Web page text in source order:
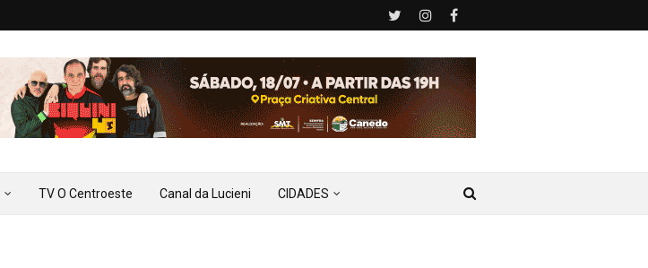
TV O Centroeste Canal da Lucieni CIDADES